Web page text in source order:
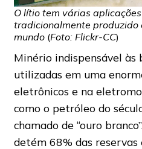
O lítio tem várias
tradicionalmente produzido
mundo(Foto: Flickr-CC)
Minério indispensável às
utilizadas em uma
eletrônicos e na
como o petróleo do
chamado de “ouro
detém 68% das